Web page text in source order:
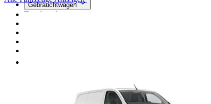
Gebrauchtwagen
Top Angebote